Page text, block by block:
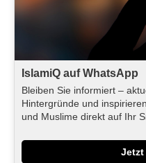
IslamiQ auf WhatsApp
Bleiben Sie informiert –
Hintergründe und
und Muslime direkt auf Ihr
Jetzt